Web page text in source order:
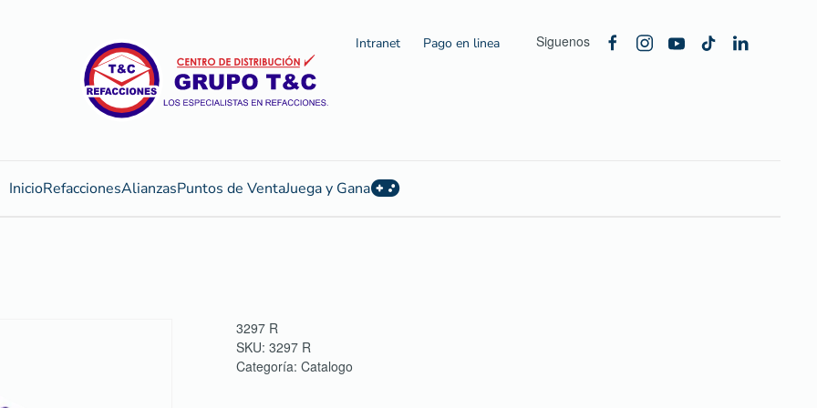
Intranet Pago en linea Siguenos
InicioRefaccionesAlianzasPuntos de VentaJuega y Gana
3297 R
SKU: 3297 R
Categoría: Catalogo